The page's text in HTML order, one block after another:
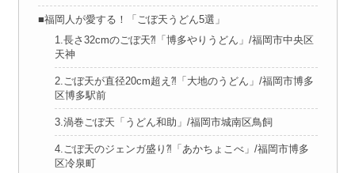
■福岡人が愛する！「ごぼ天うどん5選」
1.長さ32cmのごぼ天⁈「博多やりうどん」/福岡市中央区
天神
2.ごぼ天が直径20cm超え⁈「大地のうどん」/福岡市博多
区博多駅前
3.渦巻ごぼ天「うどん和助」/福岡市城南区鳥飼
4.ごぼ天のジェンガ盛り⁈「あかちょこべ」/福岡市博多
区冷泉町